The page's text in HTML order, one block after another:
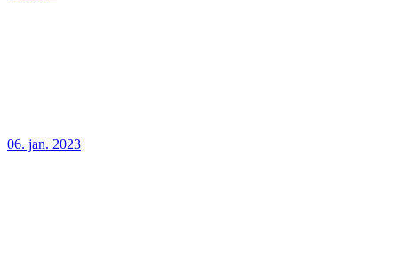
06. jan. 2023